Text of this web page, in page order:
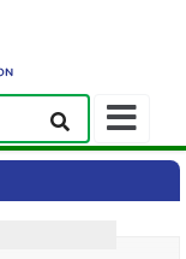
Afficher/
la
barre
navigation